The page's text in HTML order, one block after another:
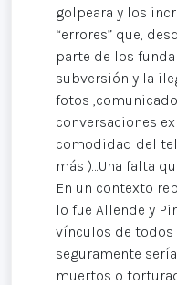
golpeara y los
“errores” que,
parte de los
subversión y la
fotos
conversaciones
comodidad del
más )…Una falta
En un contexto
lo fue Allende y
vínculos de todos
seguramente
muertos o